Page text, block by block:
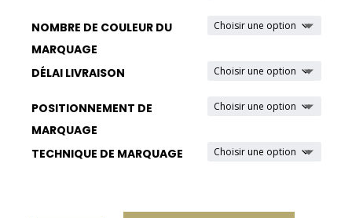
NOMBRE DE COULEUR DU
MARQUAGE
DÉLAI LIVRAISON
POSITIONNEMENT DE
MARQUAGE
TECHNIQUE DE MARQUAGE